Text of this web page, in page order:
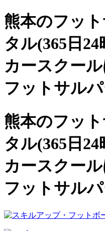
熊本のフッ
タル(365日24
カースクー
フットサル
熊本のフッ
タル(365日
カースクー
フットサル